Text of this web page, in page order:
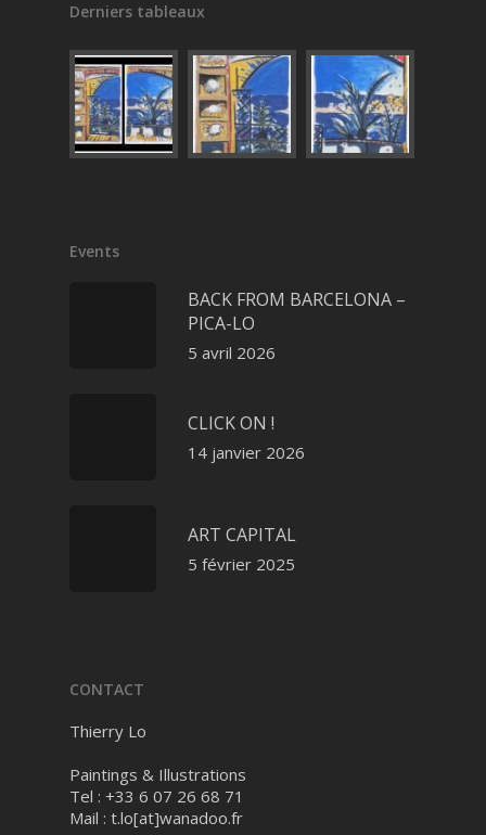
Derniers tableaux
Events
BACK FROM BARCELONA –
PICA-LO
5 avril 2026
CLICK ON !
14 janvier 2026
ART CAPITAL
5 février 2025
CONTACT
Thierry Lo
Paintings & Illustrations
Tel : +33 6 07 26 68 71
Mail : t.lo[at]wanadoo.fr